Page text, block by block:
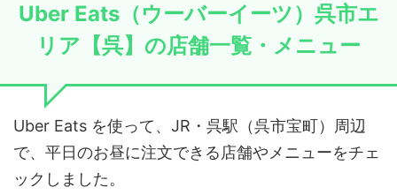
Uber Eats（ウーバーイーツ）呉市エ
リア【呉】の店舗一覧・メニュー
Uber Eats を使って、JR・呉駅（呉市宝町）周辺
で、平日のお昼に注文できる店舗やメニューをチェ
ックしました。